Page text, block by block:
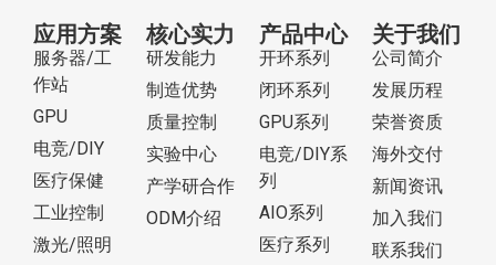
应用方案
服务器/工
作站
GPU
电竞/DIY
医疗保健
工业控制
激光/照明
核心实力
研发能力
制造优势
质量控制
实验中心
产学研合作
ODM介绍
产品中心
开环系列
闭环系列
GPU系列
电竞/DIY系
列
AIO系列
医疗系列
关于我们
公司简介
发展历程
荣誉资质
海外交付
新闻资讯
加入我们
联系我们